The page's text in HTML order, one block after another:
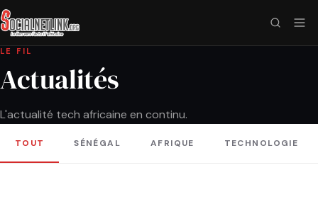
LE FIL
Actualités
L'actualité tech africaine en continu.
TOUT SÉNÉGAL AFRIQUE TECHNOLOGIE